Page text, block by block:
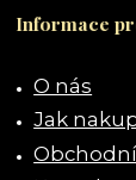
Informace
O nás
Jak